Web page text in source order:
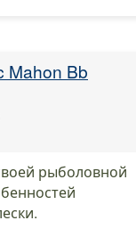
Bb
рыболовной